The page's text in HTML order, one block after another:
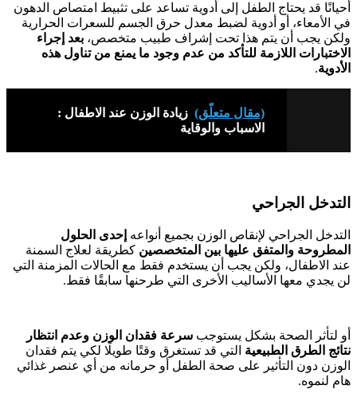
أحيانًا قد يحتاج الطفل إلى أدوية تساعد على تثبيط امتصاص الدهون
في الأمعاء، أو أدوية لضبط معدل حرق الجسم للسعرات الحرارية
ولكن يجب أن يتم هذا تحت إشراف طبيب متخصص، بعد إجراء
الاختبارات اللازمة للتأكد من عدم وجود ما يمنع من تناول هذه
الأدوية.
(مقال متعلّق) زيادة الوزن عند الاطفال :
الاسباب والوقاية
التدخل الجراحي
التدخل الجراحي لإنقاص الوزن بجميع أنواعه إحدى الحلول
المطروحة والمتفق عليها بين المتخصصين كطريقة لعلاج السمنة
عند الاطفال، ولكن يجب أن يستخدم فقط مع الحالات المزمنة التي
لن يجدي معها الأساليب الأخرى التي طرحنها سابقًا فقط.
أو لتأثر الصحة بشكل يستوجب سرعة فقدان الوزن وعدم انتظار
نتائج الطرق الطبيعية التي قد تستغرق وقتًا طويلًا لكي يتم فقدان
الوزن دون التأثير على صحة الطفل أو حرمانه من أي عنصر غذائي
هام لنموه.